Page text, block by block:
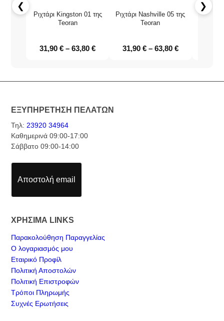
❮
Ριχτάρι Kingston 01 της
Teoran
31,90€ – 63,80€
Ριχτάρι Nashville 05 της
Teoran
31,90 € – 63,80 €
Ριχτάρι
❯
ΕΞΥΠΗΡΕΤΗΣΗ ΠΕΛΑΤΩΝ
Τηλ: 23920 34964
Καθημερινά 09:00-17:00
Σάββατο 09:00-14:00
Αποστολή email
ΧΡΗΣΙΜΑ LINKS
Παρακολούθηση Παραγγελίας
Ο λογαριασμός μου
Εταιρικό Προφίλ
Πολιτική Αποστολών
Πολιτική Επιστροφών
Τρόποι Πληρωμής
Συχνές Ερωτήσεις